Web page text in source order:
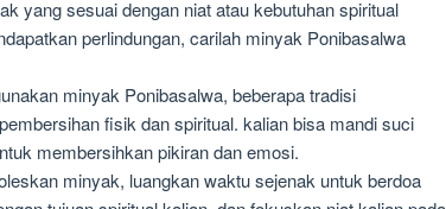
yang sesuai dengan niat atau kebutuhan spiritual
perlindungan, carilah minyak Ponibasalwa
minyak Ponibasalwa, beberapa tradisi
fisik dan spiritual. kalian bisa mandi suci
membersihkan pikiran dan emosi.
minyak, luangkan waktu sejenak untuk berdoa